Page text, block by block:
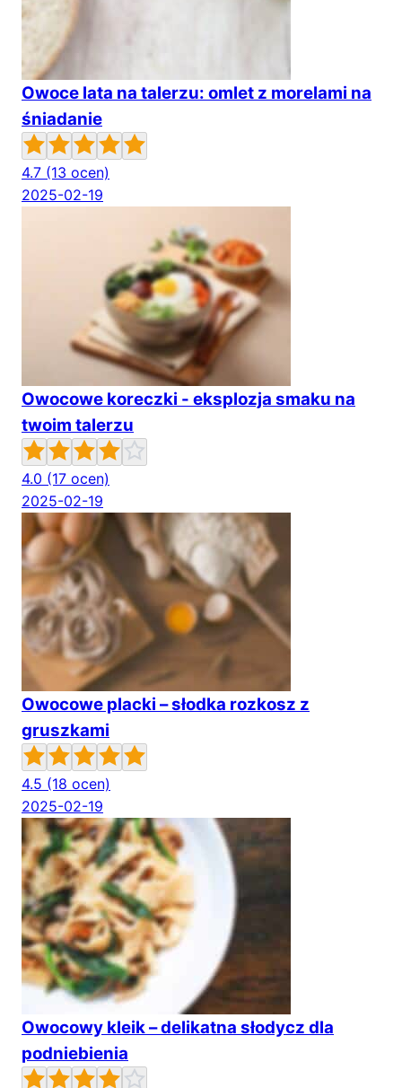
Owoce lata na talerzu: omlet z morelami na
śniadanie
4.7 (13 ocen)
2025-02-19
Owocowe koreczki - eksplozja smaku na
twoim talerzu
4.0 (17 ocen)
2025-02-19
Owocowe placki – słodka rozkosz z
gruszkami
4.5 (18 ocen)
2025-02-19
Owocowy kleik – delikatna słodycz dla
podniebienia